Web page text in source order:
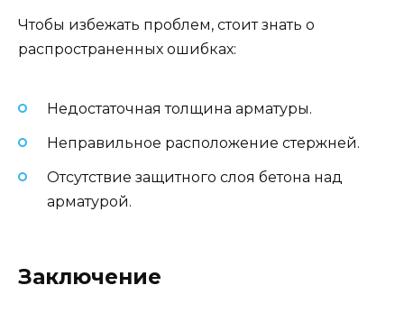
Чтобы избежать проблем, стоит знать о
распространенных ошибках:
Недостаточная толщина арматуры.
Неправильное расположение стержней.
Отсутствие защитного слоя бетона над
арматурой.
Заключение